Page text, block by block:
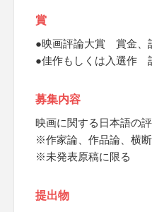
賞
●映画評論大賞 賞金、
●佳作もしくは入選作
募集内容
映画に関する日本語の
※作家論、作品論、横
※未発表原稿に限る
提出物